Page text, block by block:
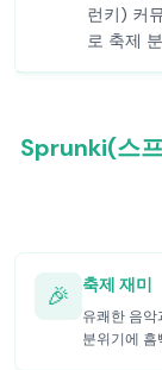
런키) 커
로 축제
Sprunki(스
🎉 축제 재미
유쾌한 음
분위기에